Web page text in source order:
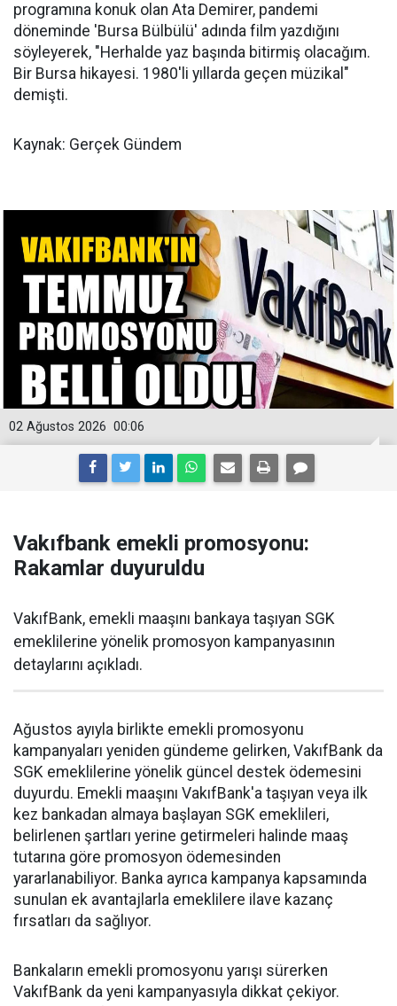
programına konuk olan Ata Demirer, pandemi
döneminde 'Bursa Bülbülü' adında film yazdığını
söyleyerek, "Herhalde yaz başında bitirmiş olacağım.
Bir Bursa hikayesi. 1980'li yıllarda geçen müzikal"
demişti.
Kaynak: Gerçek Gündem
00:06
02 Ağustos 2026
Vakıfbank emekli promosyonu:
Rakamlar duyuruldu
VakıfBank, emekli maaşını bankaya taşıyan SGK
emeklilerine yönelik promosyon kampanyasının
detaylarını açıkladı.
Ağustos ayıyla birlikte emekli promosyonu
kampanyaları yeniden gündeme gelirken, VakıfBank da
SGK emeklilerine yönelik güncel destek ödemesini
duyurdu. Emekli maaşını VakıfBank'a taşıyan veya ilk
kez bankadan almaya başlayan SGK emeklileri,
belirlenen şartları yerine getirmeleri halinde maaş
tutarına göre promosyon ödemesinden
yararlanabiliyor. Banka ayrıca kampanya kapsamında
sunulan ek avantajlarla emeklilere ilave kazanç
fırsatları da sağlıyor.
Bankaların emekli promosyonu yarışı sürerken
VakıfBank da yeni kampanyasıyla dikkat çekiyor.